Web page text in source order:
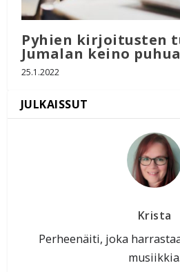
Pyhien kirjoitusten
Jumalan keino
25.1.2022
Krista
Perheenäiti, joka
musiikkia.